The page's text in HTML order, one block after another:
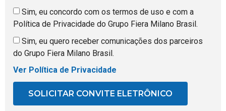
Sim, eu concordo com os termos de uso e com a
Política de Privacidade do Grupo Fiera Milano Brasil.
Sim, eu quero receber comunicações dos parceiros
do Grupo Fiera Milano Brasil.
Ver Política de Privacidade
SOLICITAR CONVITE ELETRÔNICO